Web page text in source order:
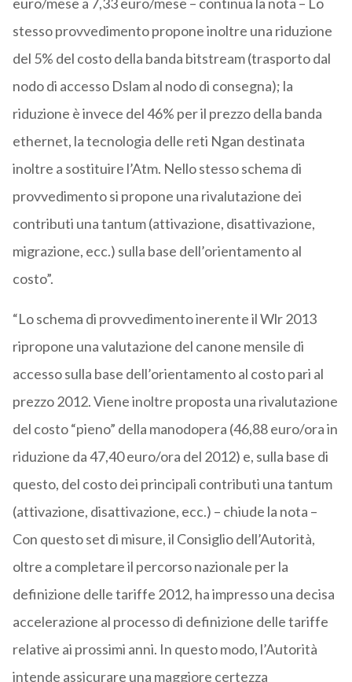
euro/mese a 7,33 euro/mese – continua la nota – Lo
stesso provvedimento propone inoltre una riduzione
del 5% del costo della banda bitstream (trasporto dal
nodo di accesso Dslam al nodo di consegna); la
riduzione è invece del 46% per il prezzo della banda
ethernet, la tecnologia delle reti Ngan destinata
inoltre a sostituire l’Atm. Nello stesso schema di
provvedimento si propone una rivalutazione dei
contributi una tantum (attivazione, disattivazione,
migrazione, ecc.) sulla base dell’orientamento al
costo”.
“Lo schema di provvedimento inerente il Wlr 2013
ripropone una valutazione del canone mensile di
accesso sulla base dell’orientamento al costo pari al
prezzo 2012. Viene inoltre proposta una rivalutazione
del costo “pieno” della manodopera (46,88 euro/ora in
riduzione da 47,40 euro/ora del 2012) e, sulla base di
questo, del costo dei principali contributi una tantum
(attivazione, disattivazione, ecc.) – chiude la nota –
Con questo set di misure, il Consiglio dell’Autorità,
oltre a completare il percorso nazionale per la
definizione delle tariffe 2012, ha impresso una decisa
accelerazione al processo di definizione delle tariffe
relative ai prossimi anni. In questo modo, l’Autorità
intende assicurare una maggiore certezza